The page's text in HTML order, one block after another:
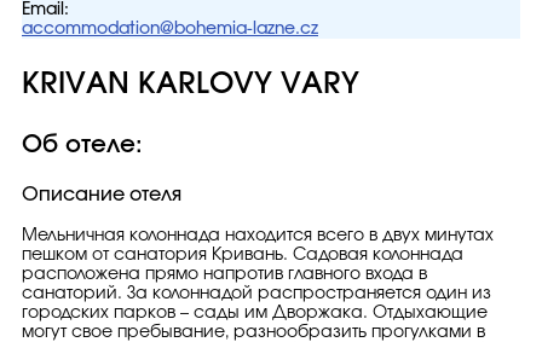
Email:
accommodation@bohemia-lazne.cz
KRIVAN KARLOVY VARY
Об отеле:
Описание отеля
Мельничная колоннада находится всего в двух минутах
пешком от санатория Кривань. Садовая колоннада
расположена прямо напротив главного входа в
санаторий. За колоннадой распространяется один из
городских парков – сады им Дворжака. Отдыхающие
могут свое пребывание, разнообразить прогулками в